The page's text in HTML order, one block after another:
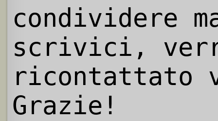
condividere
scrivici,
ricontattato
Grazie!